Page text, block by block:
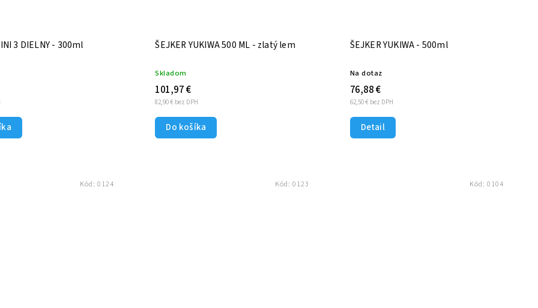
3 DIELNY - 300ml ŠEJKER YUKIWA 500 ML - zlatý lem
Skladom
82,90 € bez DPH
101,97 €
Do košíka
ŠEJKER YUKIWA - 500ml
Na dotaz
62,50 € bez DPH
76,88 €
Detail
Kód:0124 Kód: 0123 Kód: 0104